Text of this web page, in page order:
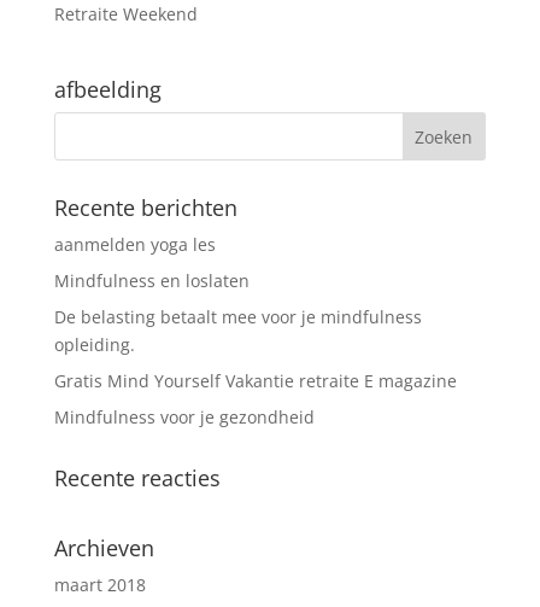
Retraite Weekend
afbeelding
Recente berichten
aanmelden yoga les
Mindfulness en loslaten
De belasting betaalt mee voor je mindfulness
opleiding.
Gratis Mind Yourself Vakantie retraite E magazine
Mindfulness voor je gezondheid
Recente reacties
Archieven
maart 2018